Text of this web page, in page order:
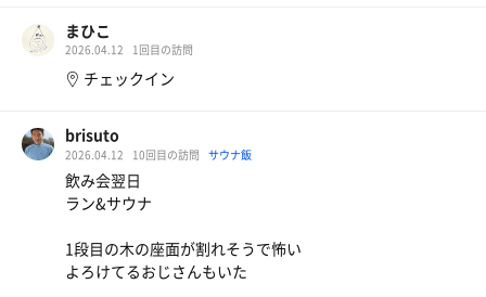
ですねー。
内湯と露天風呂のシンプルな造りですが、泉質がいいので
大満足です。
人対阪神戦を観ながら、のんびり10分3セットでアチアチ
ムシムシになりました。
オートロウリュもあり、湿度、温度がよきよきバランスで
汗だくになれました。良質なサウナです。
水風呂はこちらも意外と広いし、ぬるくないので身体はゆ
っくり冷えて癒されます。
磯部温泉の泉質的に塩分高めでからだが温まりやすいの
で、スチームもドライもちょっと下茹でしてからサウナす
露天風呂で温めながらストレッチしたり、浴槽の縁に首と
頭で支えて脱力モード。
腰痛も不思議なくらいスッキリ〜
また明日の朝はきっとイテテテ…で起きるんだろうけど笑
まひこ
2026.04.12 1回目の訪問
チェックイン
brisuto
2026.04.12 10回目の訪問 サウナ飯
飲み会翌日
ラン&サウナ
1段目の木の座面が割れそうで怖い
よろけてるおじさんもいた